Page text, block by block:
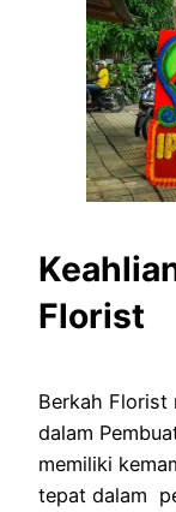
Berkah Florist
dalam
memiliki
tepat dalam